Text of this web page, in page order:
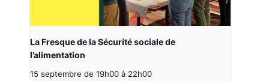
La Fresque de la Sécurité sociale de
l’alimentation
15 septembre de 19h00 à 22h00